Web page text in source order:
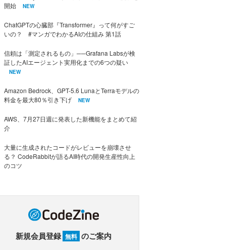
開始
NEW
ChatGPTの心臓部『Transformer』って何がすご
いの？ #マンガでわかるAIの仕組み 第1話
信頼は「測定されるもの」──Grafana Labsが検
証したAIエージェント実用化までの6つの疑い
NEW
Amazon Bedrock、GPT-5.6 LunaとTerraモデルの
料金を最大80％引き下げ
NEW
AWS、7月27日週に発表した新機能をまとめて紹
介
大量に生成されたコードがレビューを崩壊させ
る？ CodeRabbitが語るAI時代の開発生産性向上
のコツ
新規会員登録 無料 のご案内